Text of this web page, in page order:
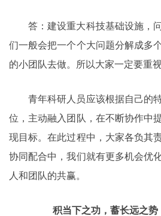
答：建设重大科技基础设施，
们一般会把一个个大问题分解成多
的小团队去做。所以大家一定要重
青年科研人员应该根据自己的
位，主动融入团队，在不断协作中
现目标。在此过程中，大家各负其
协同配合中，我们就有更多机会优
人和团队的共赢。
积当下之功，蓄长远之势